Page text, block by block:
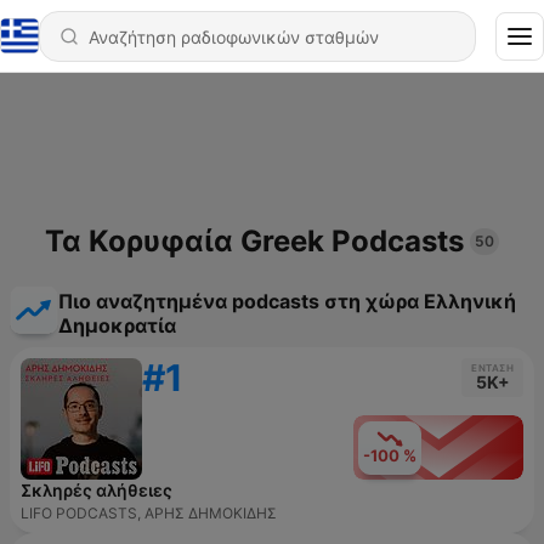
Τα Κορυφαία Greek Podcasts 50
Πιο αναζητημένα podcasts στη χώρα Ελληνική
Δημοκρατία
#1 ΈΝΤΑΣΗ
5K+
-100 %
Σκληρές αλήθειες
LIFO PODCASTS, ΑΡΗΣ ΔΗΜΟΚΙΔΗΣ